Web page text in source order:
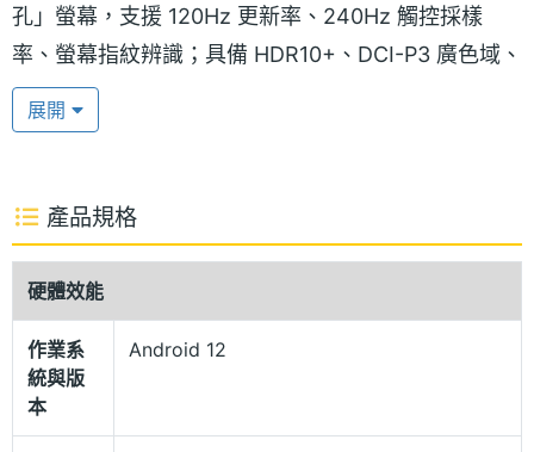
孔」螢幕，支援 120Hz 更新率、240Hz 觸控採樣
率、螢幕指紋辨識；具備 HDR10+、DCI-P3 廣色域、
Dolby Vision 杜比視界、Truecolor 顯示技術、
1,920Hz PWM 調光；並覆蓋康寧大猩猩第五代玻璃，
輕潮機身設計
Xiaomi 12 Lite 機身延續輕薄設計，重量為 173g，導
入霧面漸變色 + 平面金屬邊框，打造輕潮視覺體驗；
內建雙立體聲揚聲器，支援 Dolby Atmos 杜比全景聲
技術；在電量方面，備有 4,300mAh 電池，支援
67W 快充，擁有小米 AdaptiveCharge 保護充電技
展開
產品規格
硬體效能
作業系
統與版
本
Android 12